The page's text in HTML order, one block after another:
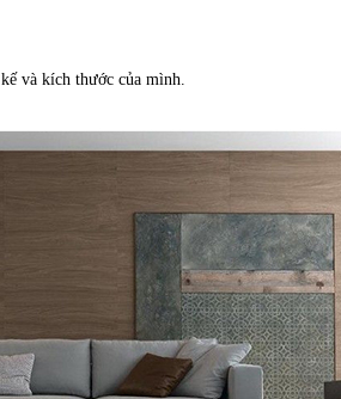
và kích thước của mình.